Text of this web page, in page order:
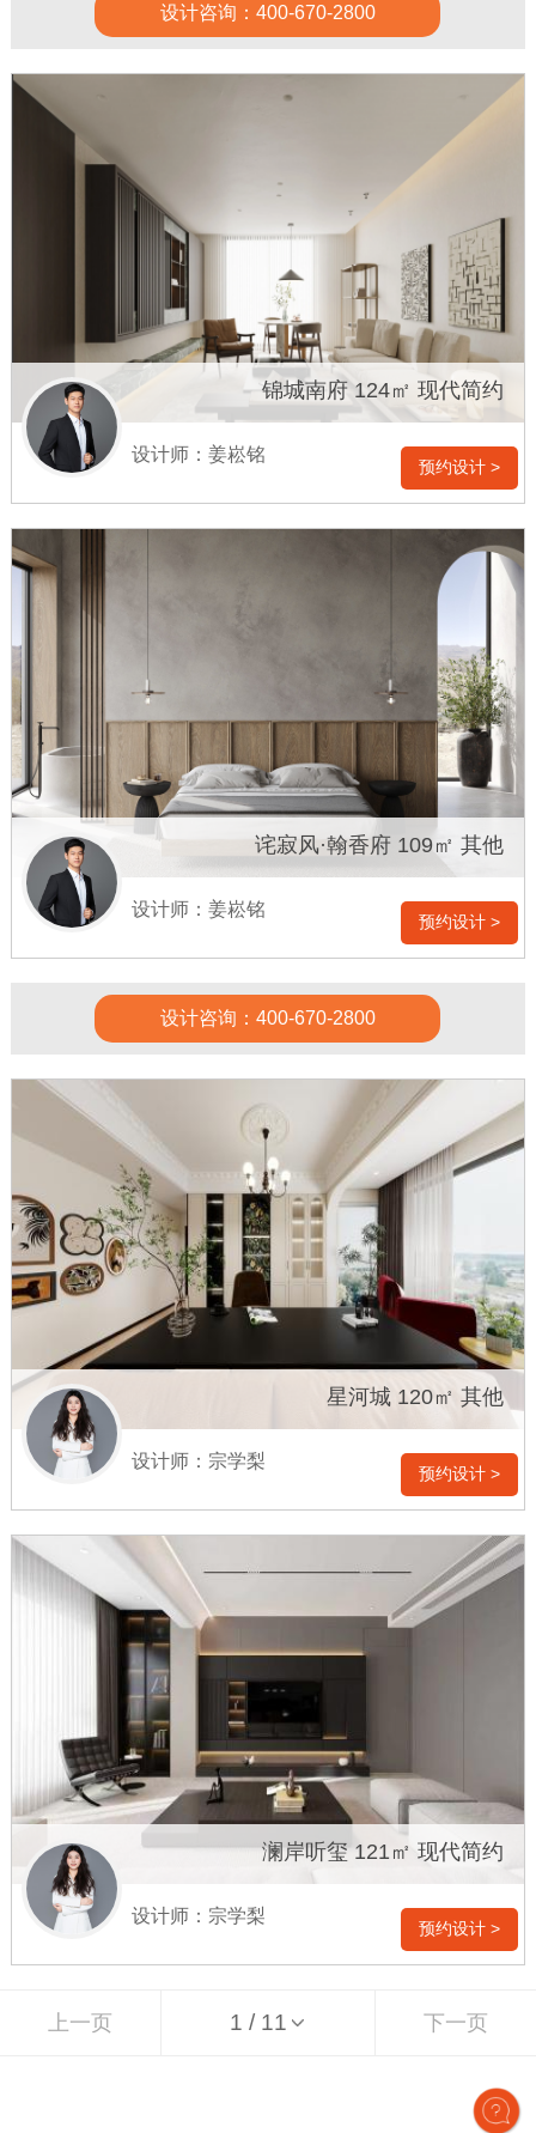
设计咨询：400-670-2800
锦城南府 124㎡ 现代简约
设计师：姜崧铭
预约设计 >
诧寂风·翰香府 109㎡ 其他
设计师：姜崧铭
预约设计 >
设计咨询：400-670-2800
星河城 120㎡ 其他
设计师：宗学梨
预约设计 >
澜岸听玺 121㎡ 现代简约
设计师：宗学梨
预约设计 >
上一页 下一页